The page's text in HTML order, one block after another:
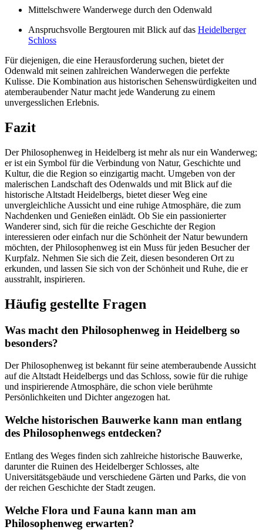
Mittelschwere Wanderwege durch den Odenwald
Anspruchsvolle Bergtouren mit Blick auf das Heidelberger
Schloss
Für diejenigen, die eine Herausforderung suchen, bietet der
Odenwald mit seinen zahlreichen Wanderwegen die perfekte
Kulisse. Die Kombination aus historischen Sehenswürdigkeiten und
atemberaubender Natur macht jede Wanderung zu einem
unvergesslichen Erlebnis.
Fazit
Der Philosophenweg in Heidelberg ist mehr als nur ein Wanderweg;
er ist ein Symbol für die Verbindung von Natur, Geschichte und
Kultur, die die Region so einzigartig macht. Umgeben von der
malerischen Landschaft des Odenwalds und mit Blick auf die
historische Altstadt Heidelbergs, bietet dieser Weg eine
unvergleichliche Aussicht und eine ruhige Atmosphäre, die zum
Nachdenken und Genießen einlädt. Ob Sie ein passionierter
Wanderer sind, sich für die reiche Geschichte der Region
interessieren oder einfach nur die Schönheit der Natur bewundern
möchten, der Philosophenweg ist ein Muss für jeden Besucher der
Kurpfalz. Nehmen Sie sich die Zeit, diesen besonderen Ort zu
erkunden, und lassen Sie sich von der Schönheit und Ruhe, die er
ausstrahlt, inspirieren.
Häufig gestellte Fragen
Was macht den Philosophenweg in Heidelberg so
besonders?
Der Philosophenweg ist bekannt für seine atemberaubende Aussicht
auf die Altstadt Heidelbergs und das Schloss, sowie für die ruhige
und inspirierende Atmosphäre, die schon viele berühmte
Persönlichkeiten und Dichter angezogen hat.
Welche historischen Bauwerke kann man entlang
des Philosophenwegs entdecken?
Entlang des Weges finden sich zahlreiche historische Bauwerke,
darunter die Ruinen des Heidelberger Schlosses, alte
Universitätsgebäude und verschiedene Gärten und Parks, die von
der reichen Geschichte der Stadt zeugen.
Welche Flora und Fauna kann man am
Philosophenweg erwarten?